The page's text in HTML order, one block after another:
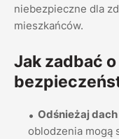
niebezpieczne dla
mieszkańców.
Jak zadbać
Odśnieżaj
oblodzenia mogą